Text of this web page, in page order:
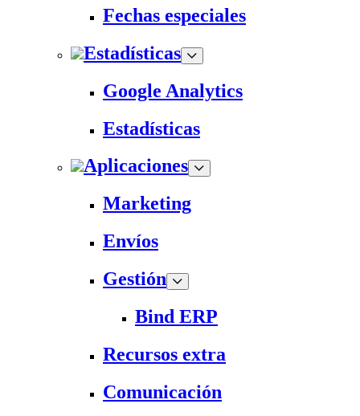
Fechas especiales
Estadísticas
Google Analytics
Estadísticas
Aplicaciones
Marketing
Envíos
Gestión
Bind ERP
Recursos extra
Comunicación